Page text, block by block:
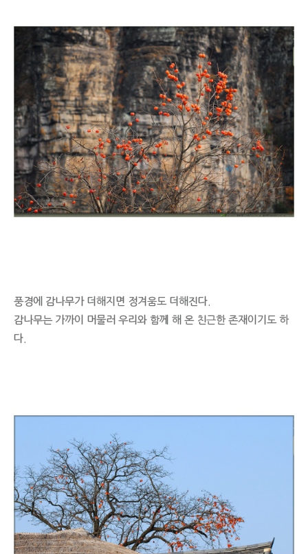
풍경에 감나무가 더해지면 정겨움도 더해진다.
감나무는 가까이 머물러 우리와 함께 해 온 친근한 존재이기도 하
다.